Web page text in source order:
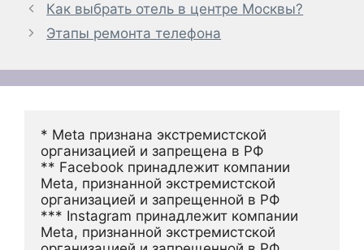
Как выбрать отель в центре Москвы?
Этапы ремонта телефона
* Meta признана экстремистской
организацией и запрещена в РФ
** Facebook принадлежит компании
Meta, признанной экстремистской
организацией и запрещенной в РФ
*** Instagram принадлежит компании
Meta, признанной экстремистской